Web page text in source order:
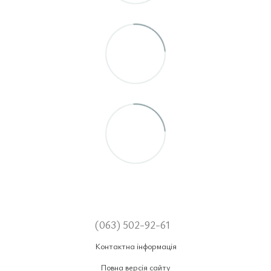
(063) 502-92-61
Контактна інформація
Повна версія сайту